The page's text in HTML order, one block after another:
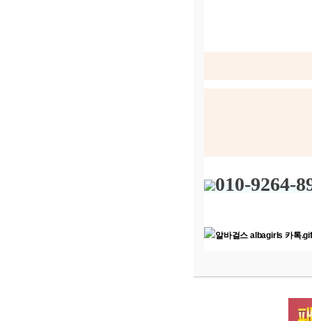
010-9264-